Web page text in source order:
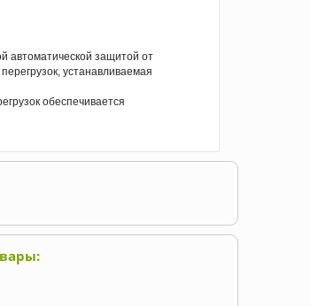
автоматической защитой от
устанавливаемая
обеспечивается